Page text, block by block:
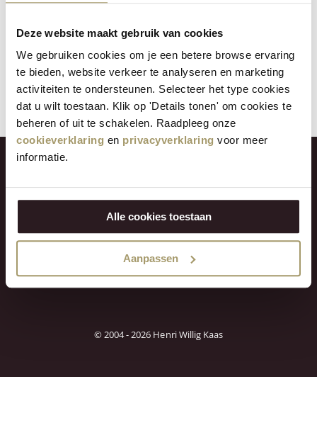
Deze website maakt gebruik van cookies
We gebruiken cookies om je een betere browse ervaring
te bieden, website verkeer te analyseren en marketing
activiteiten te ondersteunen. Selecteer het type cookies
dat u wilt toestaan. Klik op 'Details tonen' om cookies te
beheren of uit te schakelen. Raadpleeg onze
cookieverklaring en privacyverklaring voor meer
informatie.
Alle cookies toestaan
Aanpassen
Fordern Sie unser Produktbuch
an!
In unserem Produktbuch finden Sie einen breiteren Überblick
über unser Produktangebot.
Kundenservice
© 2004 - 2026 Henri Willig Kaas